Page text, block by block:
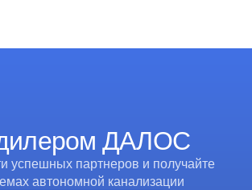
ДАЛОС
успешных партнеров и получайте
автономной канализации